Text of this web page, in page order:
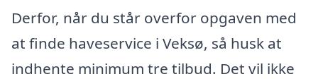
Derfor, når du står overfor opgaven med
at finde haveservice i Veksø, så husk at
indhente minimum tre tilbud. Det vil ikke